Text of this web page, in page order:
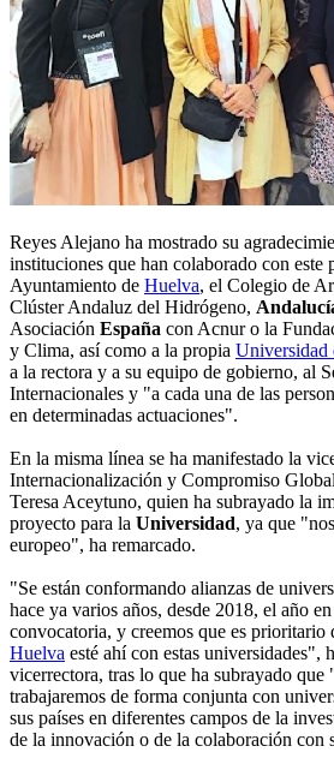
Reyes Alejano ha mostrado su
instituciones que han colaborado con este
Ayuntamiento de Huelva, el Colegio de
Clúster Andaluz del Hidrógeno,
Asociación España con Acnur o la
y Clima, así como a la propia Universidad
a la rectora y a su equipo de gobierno, al
Internacionales y "a cada una de las
en determinadas actuaciones".
En la misma línea se ha manifestado la
Internacionalización y Compromiso
Teresa Aceytuno, quien ha subrayado la
proyecto para la Universidad, ya que
europeo", ha remarcado.
"Se están conformando alianzas de
hace ya varios años, desde 2018, el año
convocatoria, y creemos que es prioritario
Huelva esté ahí con estas universidades",
vicerrectora, tras lo que ha subrayado que
trabajaremos de forma conjunta con
sus países en diferentes campos de la
de la innovación o de la colaboración con